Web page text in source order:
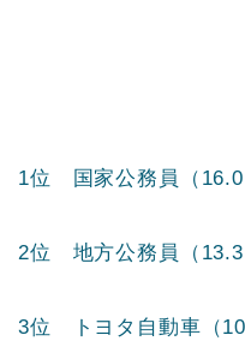
1位 国家公務員（16.0
2位 地方公務員（13.3
3位 トヨタ自動車（